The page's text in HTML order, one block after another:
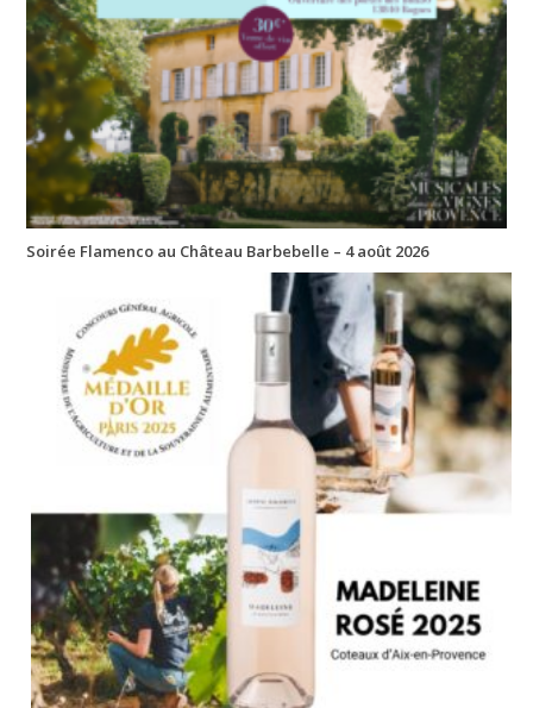
Soirée Flamenco au Château Barbebelle – 4 août 2026